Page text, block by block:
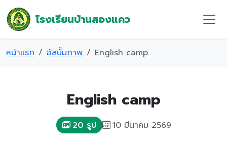
โรงเรียนบ้านสองแคว
หน้าแรก อัลบั้มภาพ English camp
English camp
20 รูป 10 มีนาคม 2569